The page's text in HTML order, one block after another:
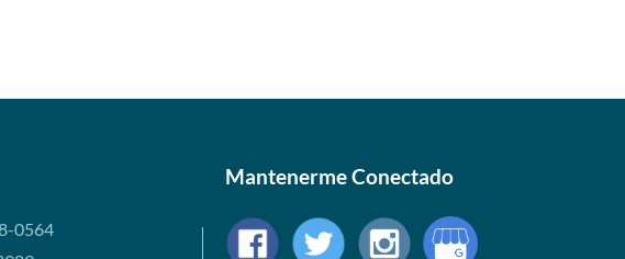
0564
Mantenerme Conectado